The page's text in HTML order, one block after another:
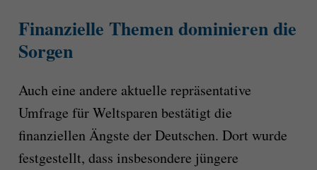
Finanzielle Themen dominieren die
Sorgen
Auch eine andere aktuelle repräsentative
Umfrage für Weltsparen bestätigt die
finanziellen Ängste der Deutschen. Dort wurde
festgestellt, dass insbesondere jüngere